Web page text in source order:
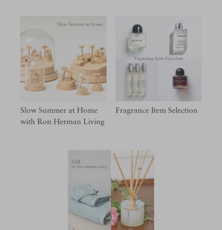
Slow Summer at Home
with Ron Herman Living
Fragrance Item Selection